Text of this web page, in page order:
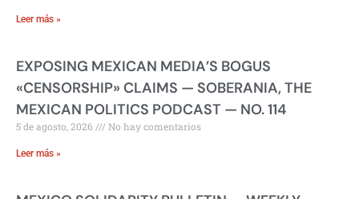
Leer más »
EXPOSING MEXICAN MEDIA’S BOGUS
«CENSORSHIP» CLAIMS — SOBERANIA, THE
MEXICAN POLITICS PODCAST — NO. 114
5 de agosto, 2026 No hay comentarios
Leer más »